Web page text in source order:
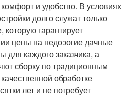
и удобство. В условиях
долго служат только
которую гарантирует
цены на недорогие дачные
каждого заказчика, а
сборку по традиционным
обработке
лет и не потребует